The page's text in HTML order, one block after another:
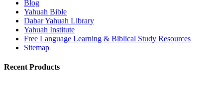
Blog
Yahuah Bible
Dabar Yahuah Library
Yahuah Institute
Free Language Learning & Biblical Study Resources
Sitemap
Recent Products